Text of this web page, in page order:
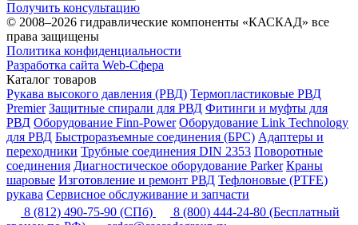
Получить консультацию
© 2008–2026 гидравлические компоненты «КАСКАД» все
права защищены
Политика конфиденциальности
Разработка сайта Web-Сфера
Каталог товаров
Рукава высокого давления (РВД) Термопластиковые РВД
Premier Защитные спирали для РВД Фитинги и муфты для
РВД Оборудование Finn-Power Оборудование Link Technology
для РВД Быстроразъемные соединения (БРС) Адаптеры и
переходники Трубные соединения DIN 2353 Поворотные
соединения Диагностическое оборудование Parker Краны
шаровые Изготовление и ремонт РВД Тефлоновые (PTFE)
рукава Сервисное обслуживание и запчасти
8 (812) 490-75-90 (СПб) 8 (800) 444-24-80 (Бесплатный